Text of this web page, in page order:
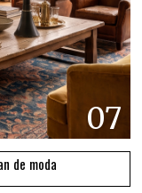
07
de moda